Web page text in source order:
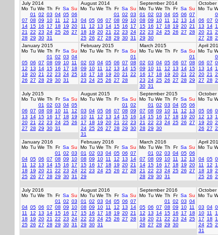
July 2014
Mo Tu We Th Fr Sa Su
01
02 03 04 05 06
07 08 09 10 11 12
13
14 15 16 17 18 19 20
21
22 23 24 25 26 27
28 29 30 31
August 2014
Mo Tu We Th Fr Sa Su
01
02 03
04 05 06 07 08 09
10
11
12 13 14 15 16
17
18
19 20 21 22 23 24
25 26 27 28 29 30 31
September 2014
Mo Tu We Th Fr Sa Su
01
02 03 04 05 06 07
08 09 10 11 12 13
14
15 16 17 18 19 20 21
22 23 24 25 26 27 28
29 30
October
Mo Tu
06 07
13
14
20 21
27 28
January 2015
Mo Tu We Th Fr Sa Su
01
02 03 04
05 06 07 08 09 10 11
12
13 14 15 16 17
18
19 20 21 22 23 24 25
26 27 28 29 30 31
February 2015
Mo Tu We Th Fr Sa Su
01
02 03 04 05 06 07 08
09
10 11 12 13 14 15
16
17 18 19 20 21
22
23 24 25 26 27 28
March 2015
Mo Tu We Th Fr Sa Su
01
02 03 04 05 06 07 08
09
10 11 12 13 14 15
16
17 18 19 20 21
22
23 24 25 26 27 28 29
30 31
April
Mo Tu
06 07
13
14
20 21
27 28
July 2015
Mo Tu We Th Fr Sa Su
01
02 03 04 05
06 07 08 09 10 11
12
13
14 15 16 17 18
19
20 21 22 23 24 25 26
27 28 29 30 31
August 2015
Mo Tu We Th Fr Sa Su
01
02
03 04 05 06 07 08 09
10 11 12 13 14 15 16
17
18 19 20 21 22 23
24 25 26 27 28 29 30
31
September 2015
Mo Tu We Th Fr Sa Su
01
02 03 04 05 06
07 08 09 10 11 12
13
14 15 16 17 18 19 20
21
22 23 24 25 26 27
28 29 30
October
Mo Tu
05 06
12
13
19 20
26 27
January 2016
Mo Tu We Th Fr Sa Su
01
02 03
04 05 06 07 08 09
10
11
12 13 14 15 16
17
18
19 20 21 22 23 24
25 26 27 28 29 30 31
February 2016
Mo Tu We Th Fr Sa Su
01
02 03 04 05 06 07
08 09 10 11 12 13
14
15 16 17 18 19 20 21
22 23 24 25 26 27 28
29
March 2016
Mo Tu We Th Fr Sa Su
01
02 03 04 05 06
07 08 09 10 11 12
13
14 15 16 17 18 19 20
21
22 23 24 25 26 27
28 29 30 31
April
Mo Tu
04 05
11
12
18
19
25 26
July 2016
Mo Tu We Th Fr Sa Su
01
02 03
04 05 06 07 08 09
10
11
12 13 14 15 16
17
18
19 20 21 22 23 24
25 26 27 28 29 30 31
August 2016
Mo Tu We Th Fr Sa Su
01
02 03 04 05 06 07
08 09 10 11 12 13
14
15 16 17 18 19 20 21
22 23 24 25 26 27 28
29 30 31
September 2016
Mo Tu We Th Fr Sa Su
01
02 03 04
05 06 07 08 09 10 11
12
13 14 15 16 17
18
19 20 21 22 23 24 25
26 27 28 29 30
October
Mo Tu
03 04
10 11
17
18
24 25
31